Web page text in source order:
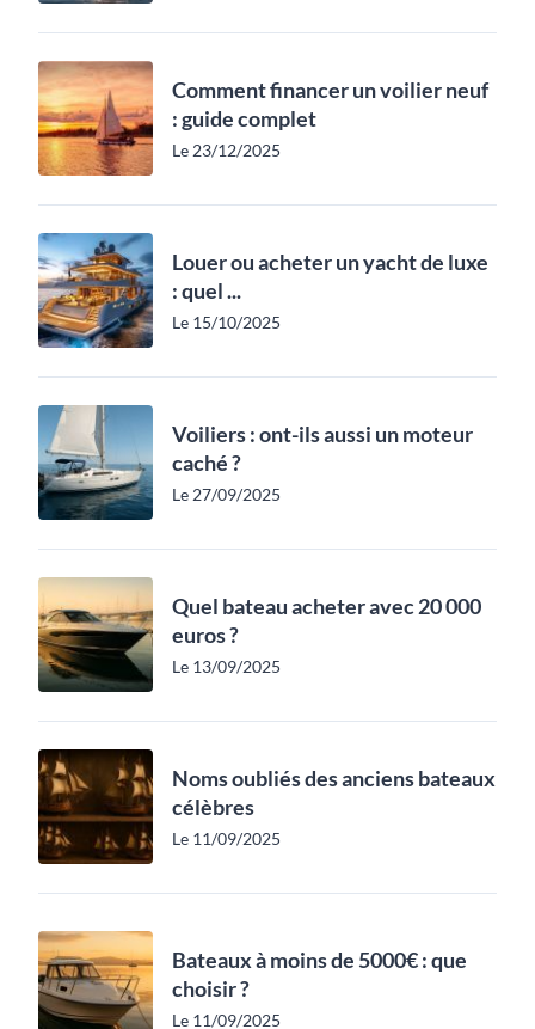
Comment financer un voilier neuf
: guide complet
Le 23/12/2025
Louer ou acheter un yacht de luxe
: quel ...
Le 15/10/2025
Voiliers : ont-ils aussi un moteur
caché ?
Le 27/09/2025
Quel bateau acheter avec 20 000
euros ?
Le 13/09/2025
Noms oubliés des anciens bateaux
célèbres
Le 11/09/2025
Bateaux à moins de 5000€ : que
choisir ?
Le 11/09/2025